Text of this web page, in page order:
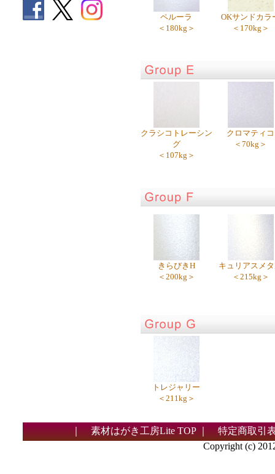
ペルーラ
＜180kg＞
OKサンドカラ
＜170kg＞
クラシコトレーシン
グ
＜107kg＞
クロマティコ
＜70kg＞
きらびきH
＜200kg＞
キュリアスメ
＜215kg＞
トレジャリー
＜211kg＞
素材はがき工房Lite TOP｜ 特定商取引
Copyright (c)